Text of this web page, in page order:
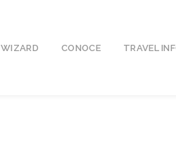
WIZARD CONOCE TRAVEL